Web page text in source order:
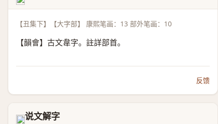
【丑集下】【大字部】 康熙笔画：13 部外笔画：10
【韻會】古文韋字。註詳部首。
反馈
𡙝说文解字